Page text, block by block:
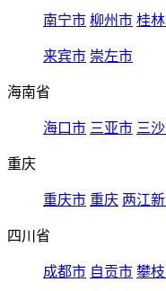
南宁市 柳州市 桂
来宾市 崇左市
海南省
海口市 三亚市 三
重庆
重庆市 重庆 两江
四川省
成都市 自贡市 攀